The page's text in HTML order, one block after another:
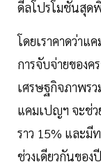
ดีลโปรโมชั่นสุด
โดยเราคาดว่าแ
การจับจ่ายของ
เศรษฐกิจภาพรว
แคมเปญฯ จะช่ว
ราว 15% และมี
ช่วงเดียวกันของ